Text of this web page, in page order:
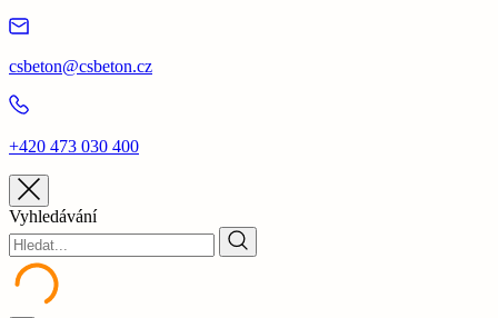
csbeton@csbeton.cz
+420 473 030 400
Vyhledávání